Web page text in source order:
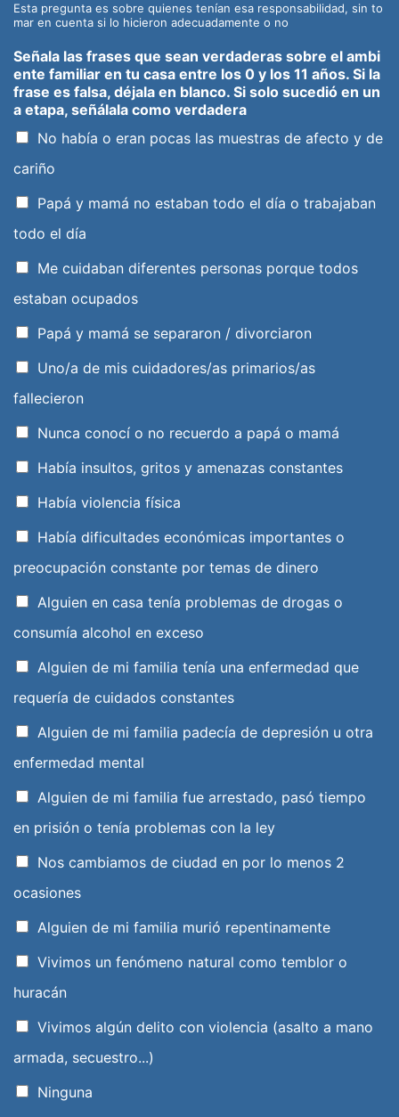
Esta pregunta es sobre quienes tenían esa responsabilidad, sin to
mar en cuenta si lo hicieron adecuadamente o no
Señala las frases que sean verdaderas sobre el ambi
ente familiar en tu casa entre los 0 y los 11 años. Si la
frase es falsa, déjala en blanco. Si solo sucedió en un
a etapa, señálala como verdadera
No había o eran pocas las muestras de afecto y de
cariño
Papá y mamá no estaban todo el día o trabajaban
todo el día
Me cuidaban diferentes personas porque todos
estaban ocupados
Papá y mamá se separaron / divorciaron
Uno/a de mis cuidadores/as primarios/as
fallecieron
Nunca conocí o no recuerdo a papá o mamá
Había insultos, gritos y amenazas constantes
Había violencia física
Había dificultades económicas importantes o
preocupación constante por temas de dinero
Alguien en casa tenía problemas de drogas o
consumía alcohol en exceso
Alguien de mi familia tenía una enfermedad que
requería de cuidados constantes
Alguien de mi familia padecía de depresión u otra
enfermedad mental
Alguien de mi familia fue arrestado, pasó tiempo
en prisión o tenía problemas con la ley
Nos cambiamos de ciudad en por lo menos 2
ocasiones
Alguien de mi familia murió repentinamente
Vivimos un fenómeno natural como temblor o
huracán
Vivimos algún delito con violencia (asalto a mano
armada, secuestro...)
Ninguna